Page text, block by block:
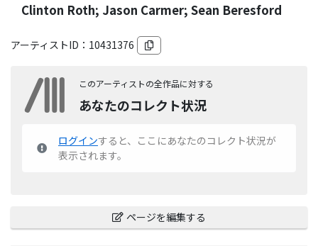
Clinton Roth; Jason Carmer; Sean Beresford
アーティストID： 10431376
このアーティストの全作品に対する
あなたのコレクト状況
ログインすると、ここにあなたのコレクト状況が
表示されます。
ページを編集する